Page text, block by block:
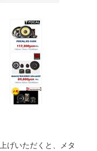
げいただくと、メタ